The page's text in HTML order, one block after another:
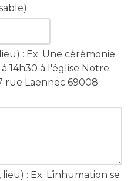
: Ex. Une cérémonie
14h30 à l'église Notre
rue Laennec 69008
: Ex. L’inhumation se